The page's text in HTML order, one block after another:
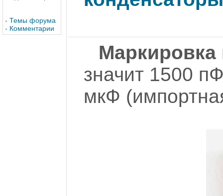
- Темы форума
- Комментарии
Маркировка
значит 1500
мкФ